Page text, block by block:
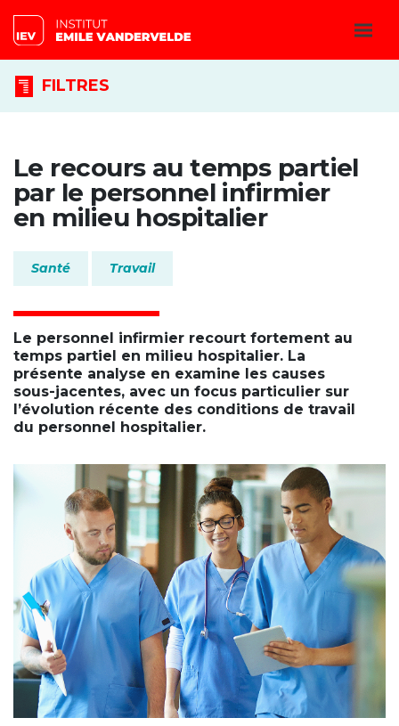
FILTRES
Le recours au temps partiel
par le personnel infirmier
en milieu hospitalier
Santé Travail
Le personnel infirmier recourt fortement au
temps partiel en milieu hospitalier. La
présente analyse en examine les causes
sous-jacentes, avec un focus particulier sur
l’évolution récente des conditions de travail
du personnel hospitalier.